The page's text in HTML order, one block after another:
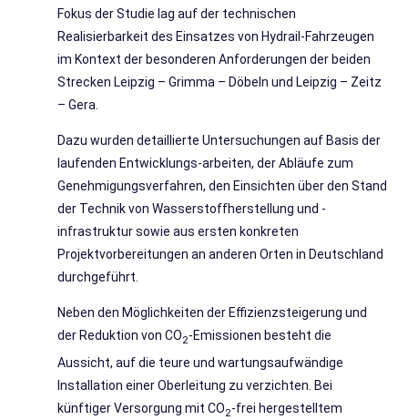
Fokus der Studie lag auf der technischen
Realisierbarkeit des Einsatzes von Hydrail-Fahrzeugen
im Kontext der besonderen Anforderungen der beiden
Strecken Leipzig – Grimma – Döbeln und Leipzig – Zeitz
– Gera.
Dazu wurden detaillierte Untersuchungen auf Basis der
laufenden Entwicklungs-arbeiten, der Abläufe zum
Genehmigungsverfahren, den Einsichten über den Stand
der Technik von Wasserstoffherstellung und -
infrastruktur sowie aus ersten konkreten
Projektvorbereitungen an anderen Orten in Deutschland
durchgeführt.
Neben den Möglichkeiten der Effizienzsteigerung und
der Reduktion von CO2-Emissionen besteht die
Aussicht, auf die teure und wartungsaufwändige
Installation einer Oberleitung zu verzichten. Bei
künftiger Versorgung mit CO2-frei hergestelltem